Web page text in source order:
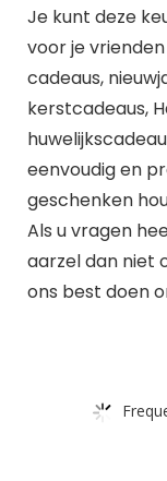
Je kunt deze
voor je
cadeaus,
kerstcadeaus,
eenvoudig en
geschenken
Als u vragen
aarzel dan niet
ons best doen